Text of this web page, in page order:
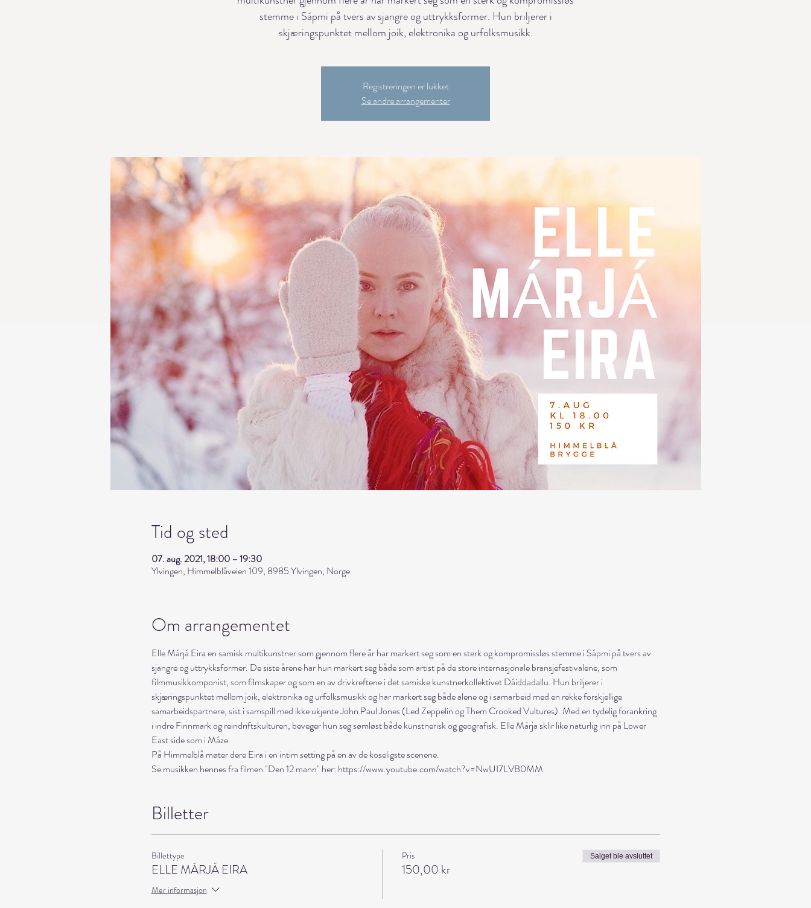
stemme i Sápmi på tvers av sjangre og uttrykksformer. Hun briljerer i
skjæringspunktet mellom joik, elektronika og urfolksmusikk.
Registreringen er lukket
Se andre arrangementer
Tid og sted
07. aug. 2021, 18:00 – 19:30
Ylvingen, Himmelblåveien 109, 8985 Ylvingen, Norge
Om arrangementet
Elle Márjá Eira en samisk multikunstner som gjennom flere år har markert seg som en sterk og kompromissløs stemme i Sápmi på tvers av
sjangre og uttrykksformer. De siste årene har hun markert seg både som artist på de store internasjonale bransjefestivalene, som
filmmusikkomponist, som filmskaper og som en av drivkreftene i det samiske kunstnerkollektivet Dáiddadallu. Hun briljerer i
skjæringspunktet mellom joik, elektronika og urfolksmusikk og har markert seg både alene og i samarbeid med en rekke forskjellige
samarbeidspartnere, sist i samspill med ikke ukjente John Paul Jones (Led Zeppelin og Them Crooked Vultures). Med en tydelig forankring
i indre Finnmark og reindriftskulturen, beveger hun seg sømløst både kunstnerisk og geografisk. Elle Márja sklir like naturlig inn på Lower
East side som i Máze.
På Himmelblå møter dere Eira i en intim setting på en av de koseligste scenene.
Se musikken hennes fra filmen "Den 12 mann" her: https://www.youtube.com/watch?v=NwUI7LVB0MM
Billetter
Billettype
ELLE MÁRJÁ EIRA
Mer informasjon
Pris
150,00 kr
Salget ble avsluttet